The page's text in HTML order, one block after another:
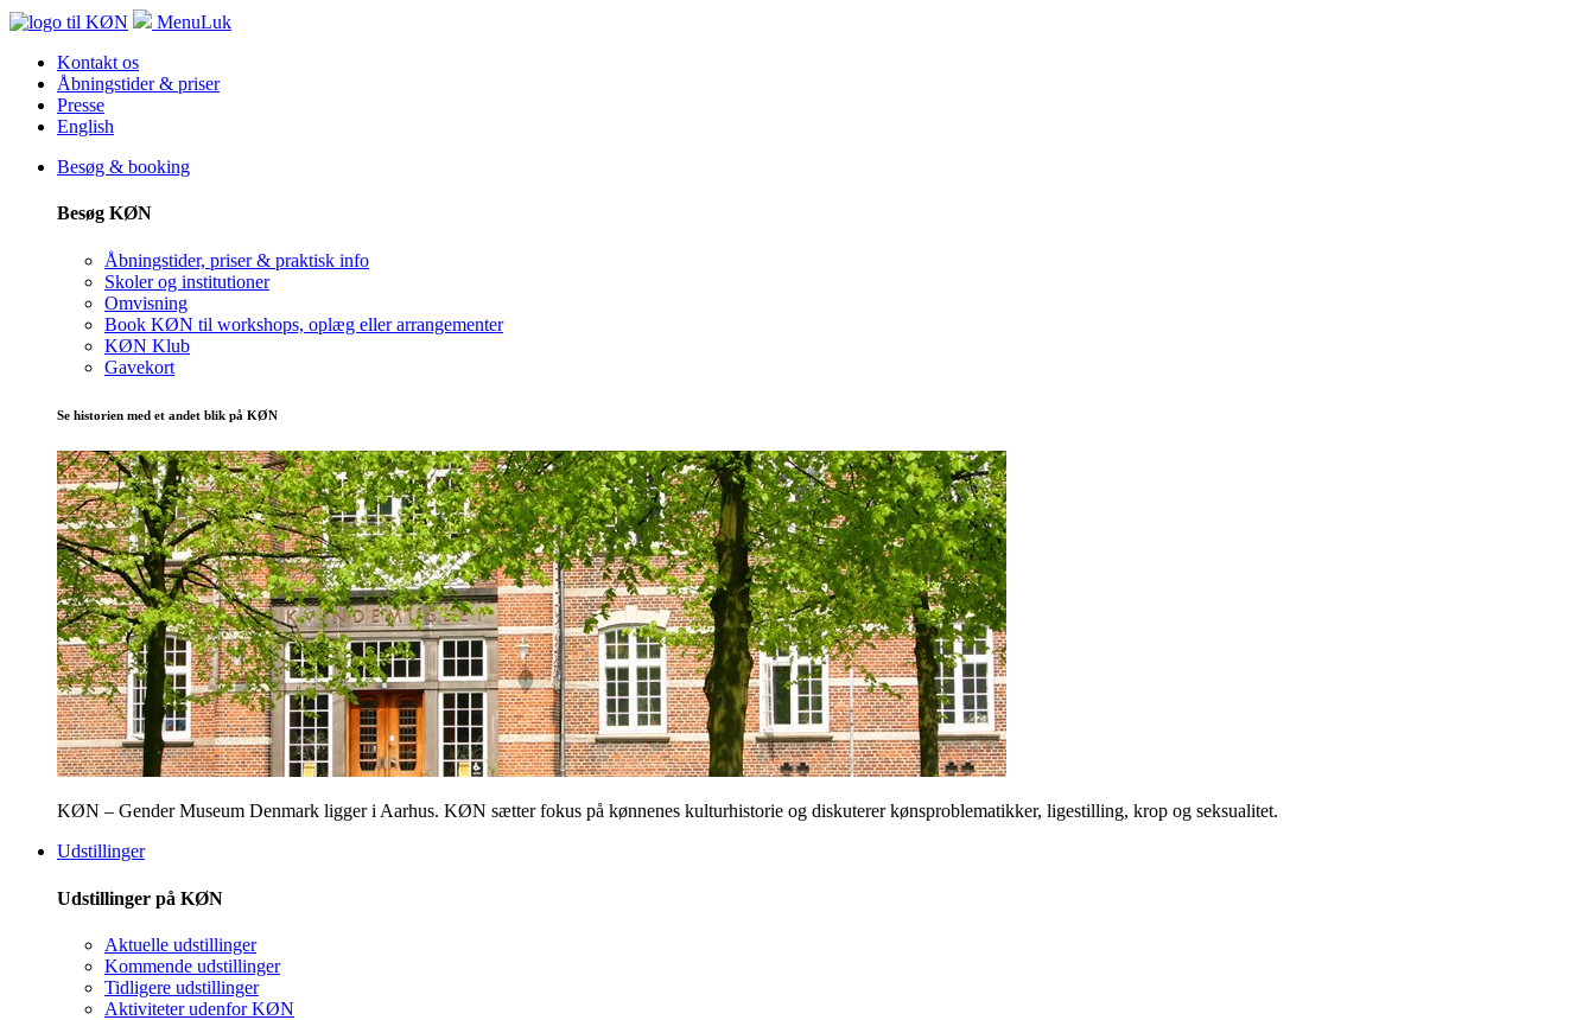
MenuLuk
Kontakt os
Åbningstider & priser
Presse
English
Besøg & booking
Besøg KØN
Åbningstider, priser & praktisk info
Skoler og institutioner
Omvisning
Book KØN til workshops, oplæg eller arrangementer
KØN Klub
Gavekort
Se historien med et andet blik på KØN
KØN – Gender Museum Denmark ligger i Aarhus. KØN sætter fokus på kønnenes kulturhistorie og diskuterer kønsproblematikker, ligestilling, krop og seksualitet.
Udstillinger
Udstillinger på KØN
Aktuelle udstillinger
Kommende udstillinger
Tidligere udstillinger
Aktiviteter udenfor KØN